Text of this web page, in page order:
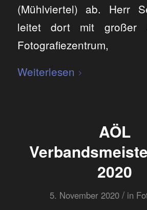
(Mühlviertel) ab. Herr
leitet dort mit großer
Fotografiezentrum,
Weiterlesen
AÖL
2020
5. November 2020 / in